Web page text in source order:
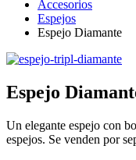
Accesorios
Espejos
Espejo Diamante
Espejo
Un elegante espejo con
espejos. Se venden por